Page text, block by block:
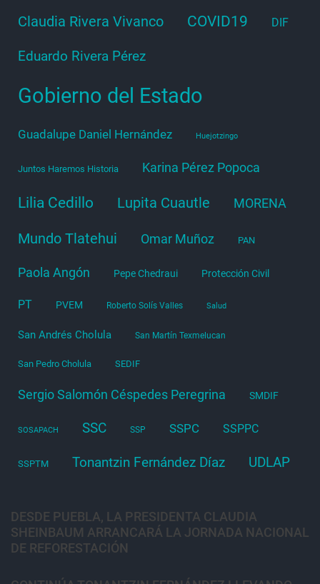
Claudia Rivera Vivanco COVID19 DIF
Eduardo Rivera Pérez
Gobierno del Estado
Guadalupe Daniel Hernández Huejotzingo
Juntos Haremos Historia Karina Pérez Popoca
Lilia Cedillo Lupita Cuautle MORENA
Mundo Tlatehui Omar Muñoz PAN
Paola Angón Pepe Chedraui Protección Civil
PT PVEM Roberto Solís Valles Salud
San Andrés Cholula San Martín Texmelucan
San Pedro Cholula SEDIF
Sergio Salomón Céspedes Peregrina SMDIF
SOSAPACH SSC SSP SSPC SSPPC
SSPTM Tonantzin Fernández Díaz UDLAP
DESDE PUEBLA, LA PRESIDENTA CLAUDIA
SHEINBAUM ARRANCARÁ LA JORNADA NACIONAL
DE REFORESTACIÓN